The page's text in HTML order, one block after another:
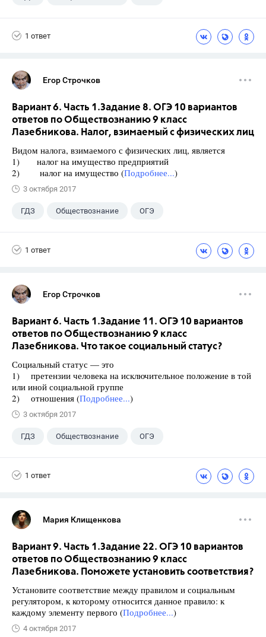
1 ответ
Егор Строчков
Вариант 6. Часть 1.Задание 8. ОГЭ 10 вариантов
ответов по Обществознанию 9 класс
Лазебникова. Налог, взимаемый с физических лиц
Видом налога, взимаемого с физических лиц, является
1) налог на имущество предприятий
2) налог на имущество (Подробнее...)
3 октября 2017
ГДЗ Обществознание ОГЭ
1 ответ
Егор Строчков
Вариант 6. Часть 1.Задание 11. ОГЭ 10 вариантов
ответов по Обществознанию 9 класс
Лазебникова. Что такое социальный статус?
Социальный статус — это
1) претензии человека на исключительное положение в той
или иной социальной группе
2) отношения (Подробнее...)
3 октября 2017
ГДЗ Обществознание ОГЭ
1 ответ
Мария Клищенкова
Вариант 9. Часть 1.Задание 22. ОГЭ 10 вариантов
ответов по Обществознанию 9 класс
Лазебникова. Поможете установить соответствия?
Установите соответствие между правилом и социальным
регулятором, к которому относится данное правило: к
каждому элементу первого (Подробнее...)
4 октября 2017